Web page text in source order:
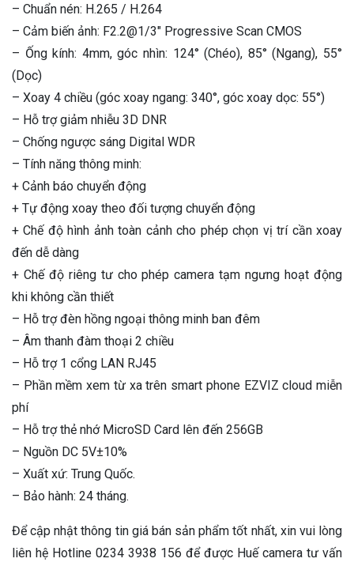
– Chuẩn nén: H.265 / H.264
– Cảm biến ảnh: F2.2@1/3″ Progressive Scan CMOS
– Ống kính: 4mm, góc nhìn: 124° (Chéo), 85° (Ngang), 55°
(Dọc)
– Xoay 4 chiều (góc xoay ngang: 340°, góc xoay dọc: 55°)
– Hỗ trợ giảm nhiễu 3D DNR
– Chống ngược sáng Digital WDR
– Tính năng thông minh:
+ Cảnh báo chuyển động
+ Tự động xoay theo đối tượng chuyển động
+ Chế độ hình ảnh toàn cảnh cho phép chọn vị trí cần xoay
đến dễ dàng
+ Chế độ riêng tư cho phép camera tạm ngưng hoạt động
khi không cần thiết
– Hỗ trợ đèn hồng ngoại thông minh ban đêm
– Âm thanh đàm thoại 2 chiều
– Hỗ trợ 1 cổng LAN RJ45
– Phần mềm xem từ xa trên smart phone EZVIZ cloud miễn
phí
– Hỗ trợ thẻ nhớ MicroSD Card lên đến 256GB
– Nguồn DC 5V±10%
– Xuất xứ: Trung Quốc.
– Bảo hành: 24 tháng.
Để cập nhật thông tin giá bán sản phẩm tốt nhất, xin vui lòng
liên hệ Hotline 0234 3938 156 để được Huế camera tư vấn